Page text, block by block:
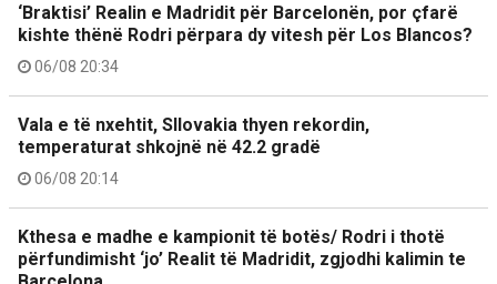
‘Braktisi’ Realin e Madridit për Barcelonën, por çfarë
kishte thënë Rodri përpara dy vitesh për Los Blancos?
06/08 20:34
Vala e të nxehtit, Sllovakia thyen rekordin,
temperaturat shkojnë në 42.2 gradë
06/08 20:14
Kthesa e madhe e kampionit të botës/ Rodri i thotë
përfundimisht ‘jo’ Realit të Madridit, zgjodhi kalimin te